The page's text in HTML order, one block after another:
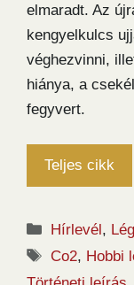
elmaradt. Az
kengyelkulcs
véghezvinni,
hiánya, a
fegyvert.
Teljes cikk
Kategória
Hírlevél , Lég
Címkék
Co2, Hobbi